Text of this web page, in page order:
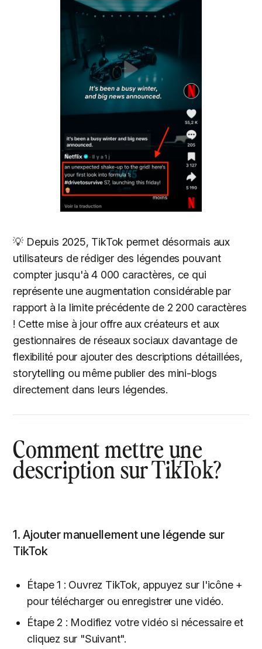
💡 Depuis 2025, TikTok permet désormais aux
utilisateurs de rédiger des légendes pouvant
compter jusqu'à 4 000 caractères, ce qui
représente une augmentation considérable par
rapport à la limite précédente de 2 200 caractères
! Cette mise à jour offre aux créateurs et aux
gestionnaires de réseaux sociaux davantage de
flexibilité pour ajouter des descriptions détaillées,
storytelling ou même publier des mini-blogs
directement dans leurs légendes.
Comment mettre une
description sur TikTok?
1. Ajouter manuellement une légende sur
TikTok
Étape 1 : Ouvrez TikTok, appuyez sur l'icône +
pour télécharger ou enregistrer une vidéo.
Étape 2 : Modifiez votre vidéo si nécessaire et
cliquez sur "Suivant".